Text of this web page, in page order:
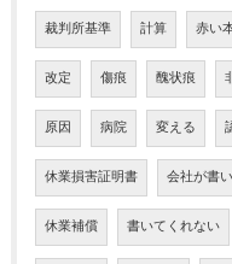
裁判所基準 計算 赤い
改定 傷痕 醜状痕
原因 病院 変える
休業損害証明書 会社が書
休業補償 書いてくれない